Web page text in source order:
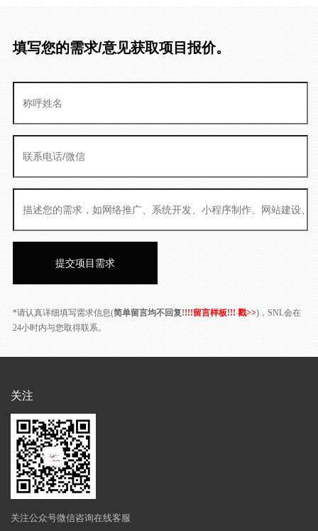
填写您的需求/意见获取项目报价。
*请认真详细填写需求信息(简单留言均不回复!!!!留言样板!!! 戳>>)，SNL会在
24小时内与您取得联系。
关注
关注公众号微信咨询在线客服